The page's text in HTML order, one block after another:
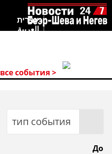
עברית
العربية
все события >
тип события
До